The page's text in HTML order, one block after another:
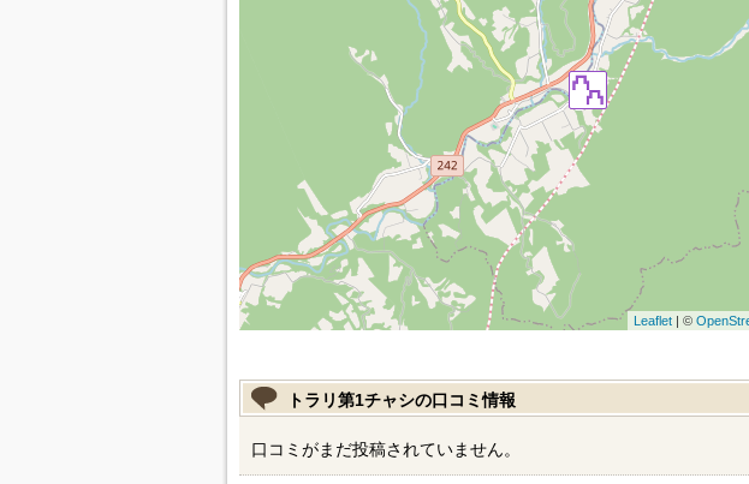
Leaflet| ©
トラリ第1チャシの口コミ情報
口コミがまだ投稿されていません。